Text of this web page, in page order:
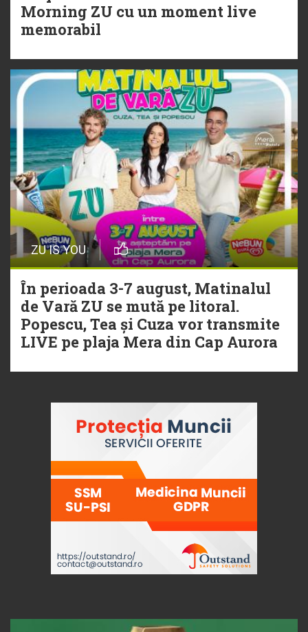
20 Iulie
Torpedoul lui Morar: Theo Rose -
Morning ZU cu un moment live
memorabil
ZU IS YOU
În perioada 3-7 august, Matinalul
de Vară ZU se mută pe litoral.
Popescu, Tea și Cuza vor transmite
LIVE pe plaja Mera din Cap Aurora